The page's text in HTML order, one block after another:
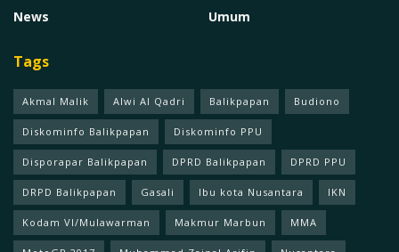
News
Umum
Tags
Akmal Malik Alwi Al Qadri Balikpapan Budiono
Diskominfo Balikpapan Diskominfo PPU
Disporapar Balikpapan DPRD Balikpapan DPRD PPU
DRPD Balikpapan Gasali Ibu kota Nusantara IKN
Kodam Vl/Mulawarman Makmur Marbun MMA